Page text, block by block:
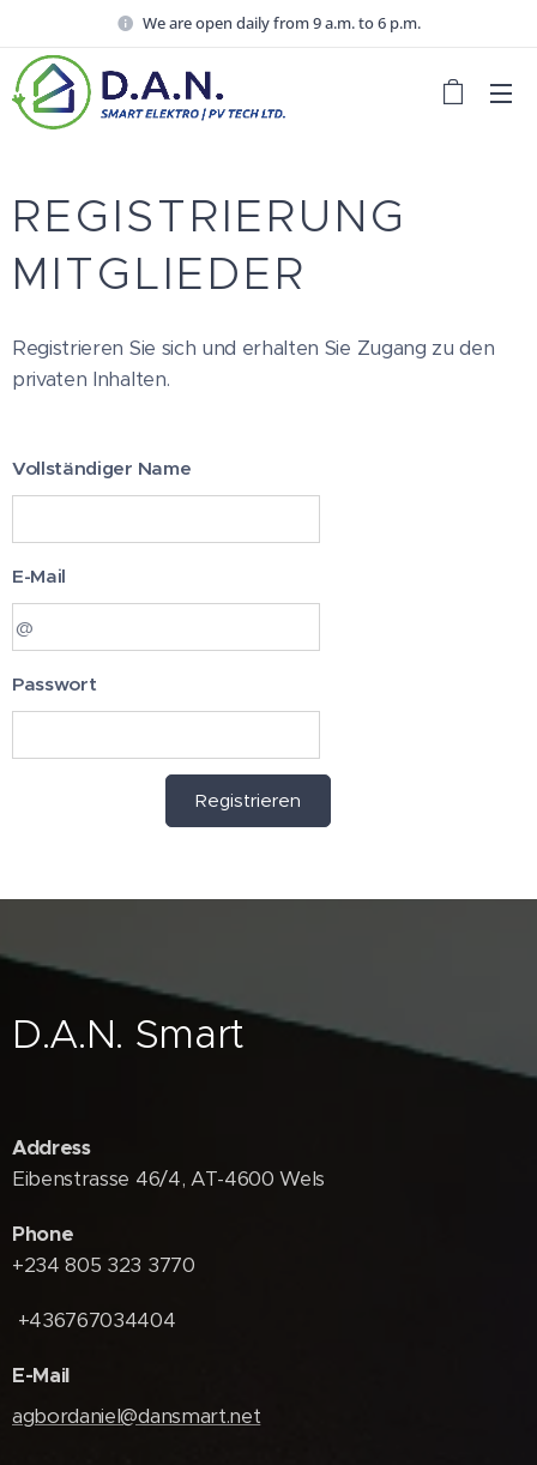
We are open daily from 9 a.m. to 6 p.m.
REGISTRIERUNG
MITGLIEDER
Registrieren Sie sich und erhalten Sie Zugang zu den
privaten Inhalten.
Vollständiger Name
E-Mail
Passwort
Registrieren
D.A.N. Smart
Address
Eibenstrasse 46/4, AT-4600 Wels
Phone
+234 805 323 3770
+436767034404
E-Mail
agbordaniel@dansmart.net